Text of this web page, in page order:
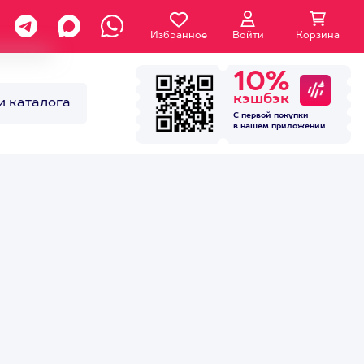
Избранное Войти Корзина
каталога
10%
кэшбэк
С первой покупки
в нашем приложении